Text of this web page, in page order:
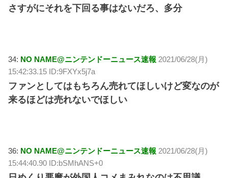
さすがにそれを下回る事はないだろ、多分
34: NO NAME@ニンテンドーニュース速報 2021/06/28(月)
15:42:33.15 ID:9FXYx5j7a
ファンとしてはもちろん売れてほしいけど変なのが
来るほどは売れないでほしい
36: NO NAME@ニンテンドーニュース速報 2021/06/28(月)
15:44:40.90 ID:bSMhANS+0